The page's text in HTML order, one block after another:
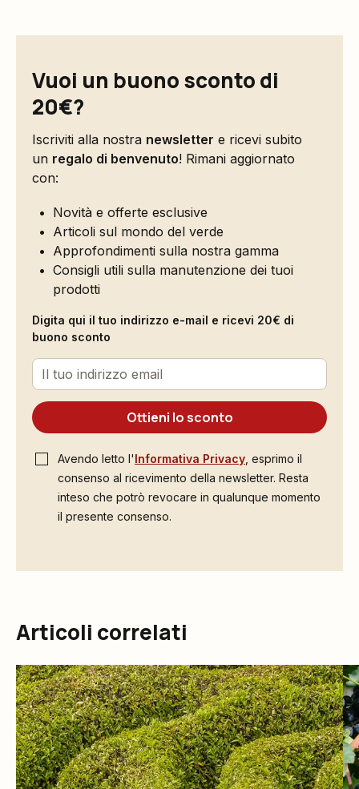
Vuoi un buono sconto di
20€?
Iscriviti alla nostra newsletter e ricevi subito
un regalo di benvenuto! Rimani aggiornato
con:
Novità e offerte esclusive
Articoli sul mondo del verde
Approfondimenti sulla nostra gamma
Consigli utili sulla manutenzione dei tuoi
prodotti
Digita qui il tuo indirizzo e-mail e ricevi 20€ di
buono sconto
Ottieni lo sconto
Avendo letto l'Informativa Privacy , esprimo il
consenso al ricevimento della newsletter. Resta
inteso che potrò revocare in qualunque momento
il presente consenso.
Articoli correlati